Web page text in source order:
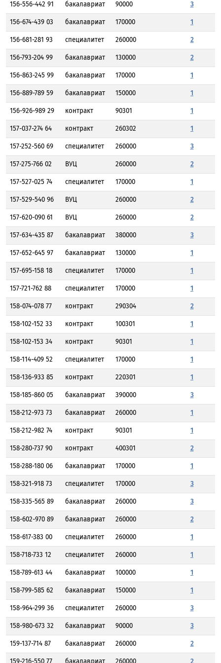
156-556-442 91 бакалавриат 90000 3
156-674-439 03 бакалавриат 170000 1
156-681-281 93 специалитет 260000 2
156-793-204 99 бакалавриат 130000 2
156-863-245 99 бакалавриат 170000 1
156-889-789 59 бакалавриат 150000 1
156-926-989 29 контракт 90301 1
157-037-274 64 контракт 260302 1
157-252-560 69 специалитет 260000 3
157-275-766 02 ВУЦ 260000 2
157-527-025 74 специалитет 170000 1
157-529-540 96 ВУЦ 260000 2
157-620-090 61 ВУЦ 260000 2
157-634-435 87 бакалавриат 380000 3
157-652-645 97 бакалавриат 130000 1
157-695-158 18 специалитет 170000 1
157-721-762 88 специалитет 170000 1
158-074-078 77 контракт 290304 2
158-102-152 33 контракт 100301 1
158-102-153 34 контракт 90301 1
158-114-409 52 специалитет 170000 1
158-136-933 85 контракт 220301 1
158-185-860 05 бакалавриат 390000 3
158-212-973 73 бакалавриат 260000 1
158-212-982 74 контракт 90301 1
158-280-737 90 контракт 400301 2
158-288-180 06 бакалавриат 170000 1
158-321-918 73 специалитет 170000 3
158-335-565 89 бакалавриат 260000 3
158-602-970 89 бакалавриат 260000 2
158-617-383 00 специалитет 260000 1
158-718-733 12 специалитет 260000 1
158-789-613 44 бакалавриат 100000 1
158-799-585 62 бакалавриат 150000 1
158-964-299 36 специалитет 260000 3
158-980-673 32 бакалавриат 90000 3
159-137-714 87 бакалавриат 260000 2